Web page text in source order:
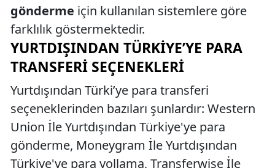
gönderme için kullanılan sistemlere göre
farklılık göstermektedir.
YURTDIŞINDAN TÜRKIYE’YE PARA
TRANSFERI SEÇENEKLERI
Yurtdışından Türki’ye para transferi
seçeneklerinden bazıları şunlardır: Western
Union İle Yurtdışından Türkiye'ye para
gönderme, Moneygram İle Yurtdışından
Türkiye'ye para yollama, Transferwise İle